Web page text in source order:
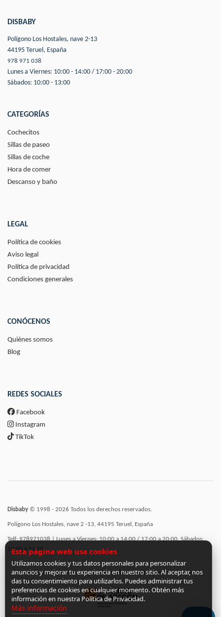
DISBABY
Polígono Los Hostales, nave 2-13
44195 Teruel, España
978 971 038
Lunes a Viernes: 10:00 - 14:00 / 17:00 - 20:00
Sábados: 10:00 - 13:00
CATEGORÍAS
Cochecitos
Sillas de paseo
Sillas de coche
Hora de comer
Descanso y baño
LEGAL
Política de cookies
Aviso legal
Política de privacidad
Condiciones generales
CONÓCENOS
Quiénes somos
Blog
REDES SOCIALES
Facebook
Instagram
TikTok
Disbaby © 1998 - 2026 Todos los derechos reservados.
Polígono Los Hostales, nave 2 -13, 44195 Teruel, España
Telf: 978971038 | Lunes a Viernes: 10:00 a 14:00 / 17:00 a 20:00, Sábados:
10:00 a 14:00
Incorporación de funcionalidades semánticas a la web subvencionadas por:
Esta página web usa cookies
Utilizamos cookies y tus datos personales para personalizar
anuncios y mejorar tu experiencia en nuestro sitio. Al aceptar, nos
das tu consentimiento para utilizarlos. Puedes administrar tus
preferencias de cookies en cualquier momento. Obtén más
información en nuestra Política de Privacidad.
Más información